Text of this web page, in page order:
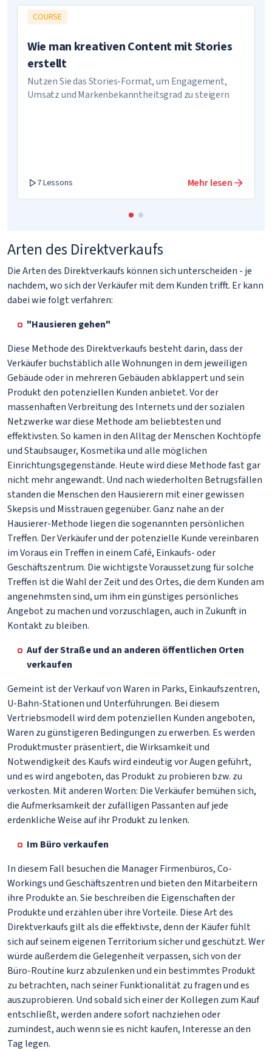
COURSE
Wie man kreativen Content mit Stories
erstellt
Nutzen Sie das Stories-Format, um Engagement,
Umsatz und Markenbekanntheitsgrad zu steigern
7 Lessons Mehr lesen
Arten des Direktverkaufs
Die Arten des Direktverkaufs können sich unterscheiden - je
nachdem, wo sich der Verkäufer mit dem Kunden trifft. Er kann
dabei wie folgt verfahren:
"Hausieren gehen"
Diese Methode des Direktverkaufs besteht darin, dass der
Verkäufer buchstäblich alle Wohnungen in dem jeweiligen
Gebäude oder in mehreren Gebäuden abklappert und sein
Produkt den potenziellen Kunden anbietet. Vor der
massenhaften Verbreitung des Internets und der sozialen
Netzwerke war diese Methode am beliebtesten und
effektivsten. So kamen in den Alltag der Menschen Kochtöpfe
und Staubsauger, Kosmetika und alle möglichen
Einrichtungsgegenstände. Heute wird diese Methode fast gar
nicht mehr angewandt. Und nach wiederholten Betrugsfällen
standen die Menschen den Hausierern mit einer gewissen
Skepsis und Misstrauen gegenüber. Ganz nahe an der
Hausierer-Methode liegen die sogenannten persönlichen
Treffen. Der Verkäufer und der potenzielle Kunde vereinbaren
im Voraus ein Treffen in einem Café, Einkaufs- oder
Geschäftszentrum. Die wichtigste Voraussetzung für solche
Treffen ist die Wahl der Zeit und des Ortes, die dem Kunden am
angenehmsten sind, um ihm ein günstiges persönliches
Angebot zu machen und vorzuschlagen, auch in Zukunft in
Kontakt zu bleiben.
Auf der Straße und an anderen öffentlichen Orten
verkaufen
Gemeint ist der Verkauf von Waren in Parks, Einkaufszentren,
U-Bahn-Stationen und Unterführungen. Bei diesem
Vertriebsmodell wird dem potenziellen Kunden angeboten,
Waren zu günstigeren Bedingungen zu erwerben. Es werden
Produktmuster präsentiert, die Wirksamkeit und
Notwendigkeit des Kaufs wird eindeutig vor Augen geführt,
und es wird angeboten, das Produkt zu probieren bzw. zu
verkosten. Mit anderen Worten: Die Verkäufer bemühen sich,
die Aufmerksamkeit der zufälligen Passanten auf jede
erdenkliche Weise auf ihr Produkt zu lenken.
Im Büro verkaufen
In diesem Fall besuchen die Manager Firmenbüros, Co-
Workings und Geschäftszentren und bieten den Mitarbeitern
ihre Produkte an. Sie beschreiben die Eigenschaften der
Produkte und erzählen über ihre Vorteile. Diese Art des
Direktverkaufs gilt als die effektivste, denn der Käufer fühlt
sich auf seinem eigenen Territorium sicher und geschützt. Wer
würde außerdem die Gelegenheit verpassen, sich von der
Büro-Routine kurz abzulenken und ein bestimmtes Produkt
zu betrachten, nach seiner Funktionalität zu fragen und es
auszuprobieren. Und sobald sich einer der Kollegen zum Kauf
entschließt, werden andere sofort nachziehen oder
zumindest, auch wenn sie es nicht kaufen, Interesse an den
Tag legen.